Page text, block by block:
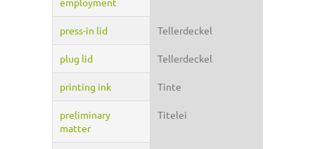
press-in lid Tellerdeckel
plug lid Tellerdeckel
printing ink Tinte
preliminary
matter
Titelei